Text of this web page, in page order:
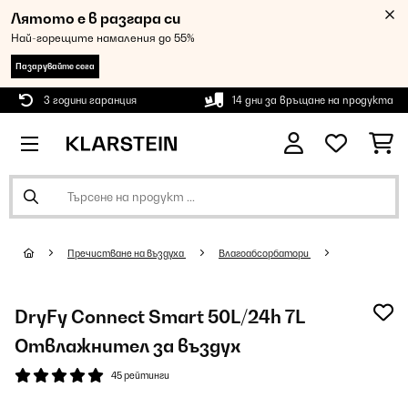
Лятото е в разгара си
Най-горещите намаления до 55%
Пазарувайте сега
3 години гаранция 14 дни за връщане на продукта
Пречистване на въздуха Влагоабсорбатори
DryFy Connect Smart 50L/24h 7L
Отвлажнител за въздух
45 рейтинги